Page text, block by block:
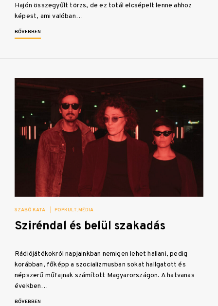
Hajón összegyűlt törzs, de ez totál elcsépelt lenne ahhoz
képest, ami valóban…
BŐVEBBEN
SZABÓ KATA POPKULT MÉDIA
Sziréndal és belül szakadás
Rádiójátékokról napjainkban nemigen lehet hallani, pedig
korábban, főképp a szocializmusban sokat hallgatott és
népszerű műfajnak számított Magyarországon. A hatvanas
években…
BŐVEBBEN